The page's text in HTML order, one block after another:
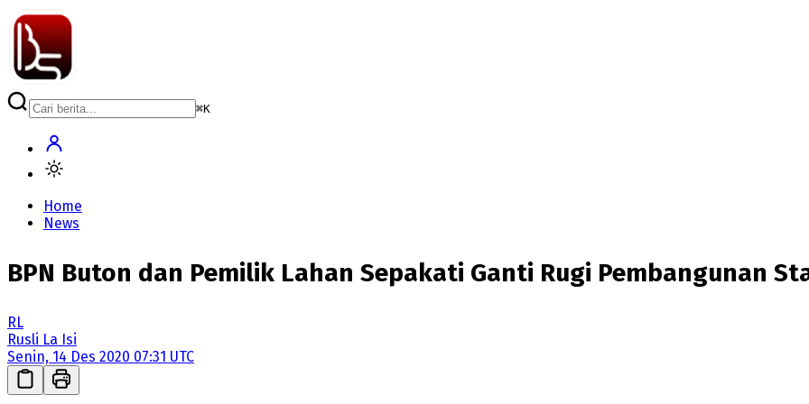
⌘K
Home
News
BPN Buton dan Pemilik Lahan Sepakati Ganti Rugi Pembangunan
RL
Rusli La Isi
Senin, 14 Des 2020 07:31 UTC